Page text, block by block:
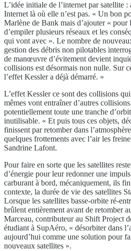
L’idée initiale de l’internet par satellite
Internet là où elle n’est pas. « Un bon
Marlène de Bank mais d’ajouter « pour
d’empiler plusieurs réseaux et les
qui vont avec ». Le nombre de
gestion des débris non pilotables
de manœuvre d’évitement devient
collisions est désormais non nulle. Sur
l’effet Kessler a déjà démarré. »
L’effet Kessler ce sont des collisions
mêmes vont entraîner d’autres
potentiellement toute une tranche
inutilisable. « Et puis tous ces objets,
finissent par retomber dans
quelques frottements avec l’air les
Sandrine Lafont.
Pour faire en sorte que les satellites
d’énergie pour leur redonner une
carburant à bord, mécaniquement, ils
contexte, la durée de vie des satellites
Lorsque les satellites basse-orbite ré-
brûlent entièrement avant de retomber
Marceau, contributeur au Shift Project
étudiant à SupAéro, « désorbiter dans
aujourd’hui comme une solution pour
nouveaux satellites ».